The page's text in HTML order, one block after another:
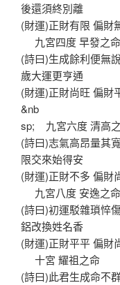
後還須終別離
(財運)正財有限 偏財
九宮四度 早發之命
(詩曰)生成餘利便無
歲大運更亨通
(財運)正財尚旺 偏財
&nb
sp; 九宮六度 清高
(詩曰)志氣高昂量其
限交來始得安
(財運)正財不多 偏財
九宮八度 安逸之命
(詩曰)初運駁雜瑣悴
鋁改換姓名香
(財運)正財平平 偏財
十宮 耀祖之命
(詩曰)此君生成命不